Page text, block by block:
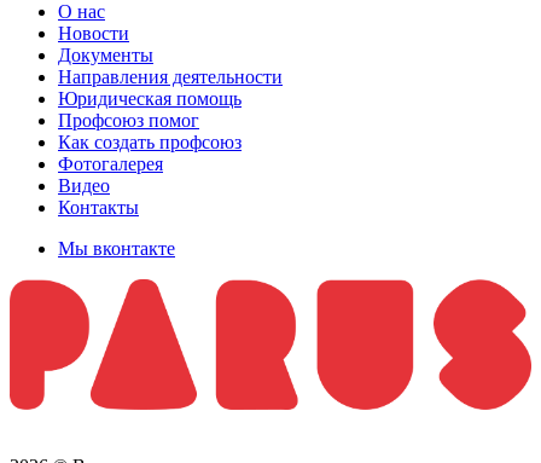
О нас
Новости
Документы
Направления деятельности
Юридическая помощь
Профсоюз помог
Как создать профсоюз
Фотогалерея
Видео
Контакты
Мы вконтакте